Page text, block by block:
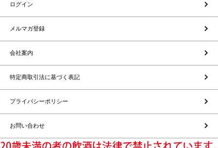
ログイン
メルマガ登録
会社案内
特定商取引法に基づく表記
プライバシーポリシー
お問い合わせ